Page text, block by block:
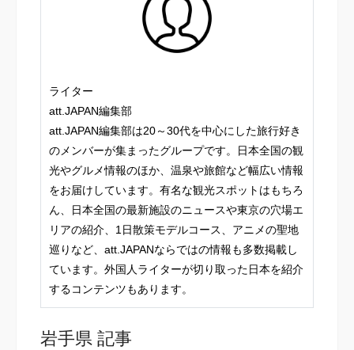
ライター
att.JAPAN編集部
att.JAPAN編集部は20～30代を中心にした旅行好き
のメンバーが集まったグループです。日本全国の観
光やグルメ情報のほか、温泉や旅館など幅広い情報
をお届けしています。有名な観光スポットはもちろ
ん、日本全国の最新施設のニュースや東京の穴場エ
リアの紹介、1日散策モデルコース、アニメの聖地
巡りなど、att.JAPANならではの情報も多数掲載し
ています。外国人ライターが切り取った日本を紹介
するコンテンツもあります。
岩手県 記事